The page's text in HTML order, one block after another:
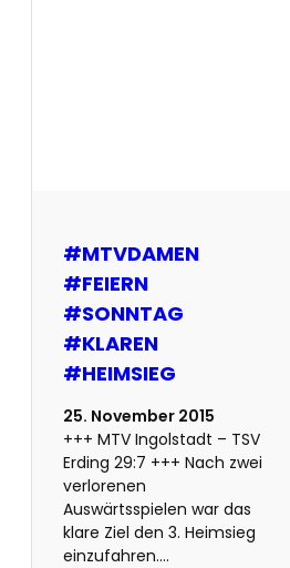
#‎MTVDAMEN‬
‪#‎FEIERN‬
‪#‎SONNTAG‬
‪#‎KLAREN‬
‪#‎HEIMSIEG‬
25. November 2015
+++ MTV Ingolstadt – TSV
Erding 29:7 +++ Nach zwei
verlorenen
Auswärtsspielen war das
klare Ziel den 3. Heimsieg
einzufahren.…